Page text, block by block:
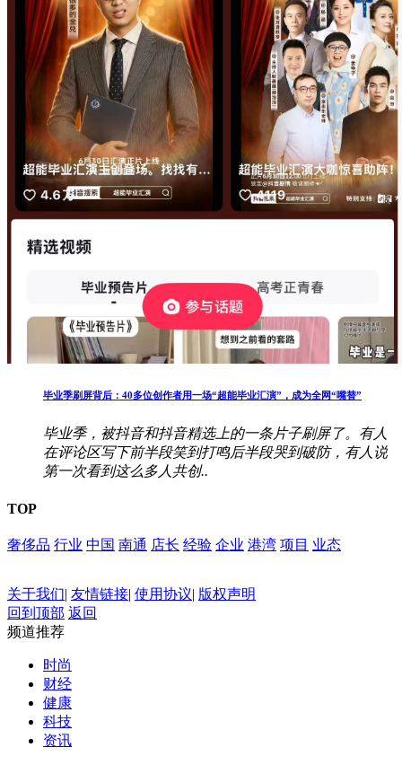
毕业季刷屏背后：40多位创作者用一场“超能毕业汇演”，成为全网“嘴替”
毕业季，被抖音和抖音精选上的一条片子刷屏了。有人
在评论区写下前半段笑到打鸣后半段哭到破防，有人说
第一次看到这么多人共创..
TOP
奢侈品 行业 中国 南通 店长 经验 企业 港湾 项目 业态
关于我们| 友情链接| 使用协议| 版权声明
回到顶部 返回
频道推荐
时尚
财经
健康
科技
资讯